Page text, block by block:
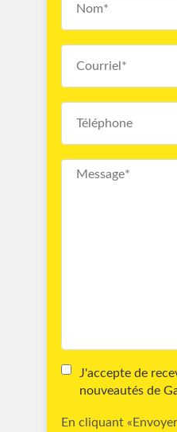
J'accepte de
nouveautés de
En cliquant